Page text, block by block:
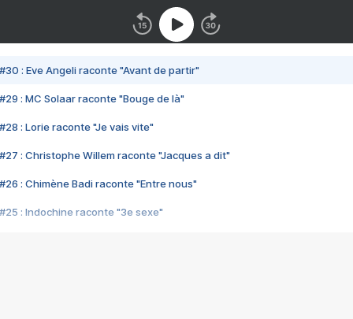
#30 : Eve Angeli raconte "Avant de partir"
#29 : MC Solaar raconte "Bouge de là"
#28 : Lorie raconte "Je vais vite"
#27 : Christophe Willem raconte "Jacques a dit"
#26 : Chimène Badi raconte "Entre nous"
#25 : Indochine raconte "3e sexe"